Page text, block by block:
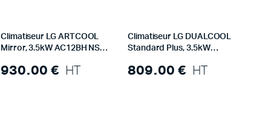
Climatiseur LG ARTCOOL
Mirror, 3.5kW AC12BH NSJ
930.00 € HT
Climatiseur LG DUALCOOL
Standard Plus, 3.5kW
Extérieur
809.00 € HT